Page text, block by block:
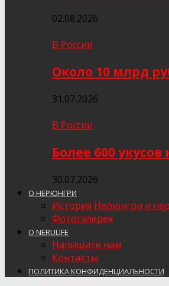
02.08.2026
В России
Около 10 млрд
31.07.2026
В России
Более 600
30.07.2026
О НЕРЮНГРИ
История Нерюнгри и
Фотогалерея
О NERULIFE
Напишите нам
Контакты
ПОЛИТИКА КОНФИДЕНЦИАЛЬНОСТИ